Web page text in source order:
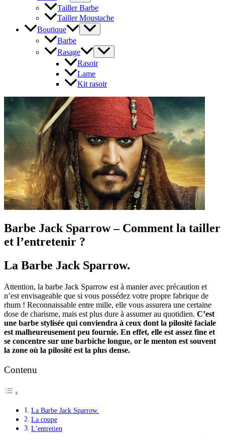
Tailler Barbe
Tailler Moustache
Boutique
Barbe
Rasage
Rasoir
Lame
Kit rasoir
Barbe Jack Sparrow – Comment la tailler
et l’entretenir ?
La Barbe Jack Sparrow.
Attention, la barbe Jack Sparrow est à manier avec précaution et
n’est envisageable que si vous possédez votre propre fabrique de
rhum ! Reconnaissable entre mille, elle vous assurera une certaine
dose de charisme, mais est plus dure à assumer au quotidien. C’est
une barbe stylisée qui conviendra à ceux dont la pilosité faciale
est malheureusement peu fournie. En effet, elle est assez fine et
se concentre sur une barbiche longue, or le menton est souvent
la zone où la pilosité est la plus dense.
Contenu
La Barbe Jack Sparrow.
La coupe
L’entretien